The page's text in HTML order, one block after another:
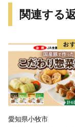
関連する
愛知県小牧市